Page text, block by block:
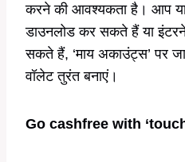
करने की आवश्यकता है। आप या
डाउनलोड कर सकते हैं या
सकते हैं, ‘माय अकाउंट्स’ पर
वॉलेट तुरंत बनाएं।
Go cashfree with